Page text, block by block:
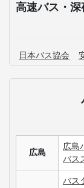
高速バス・
日本バス協会
広島
広島
バス
バス